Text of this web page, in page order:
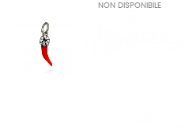
NON DISPONIBILE